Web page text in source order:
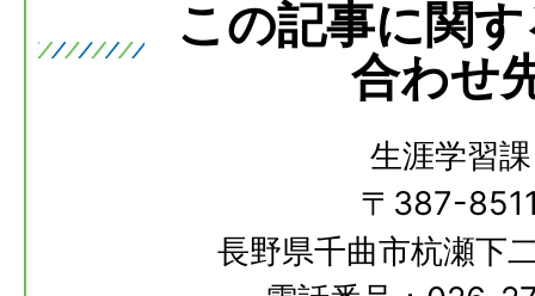
この記事に関
合わせ
生涯学習課
〒387-
長野県千曲市杭瀬下